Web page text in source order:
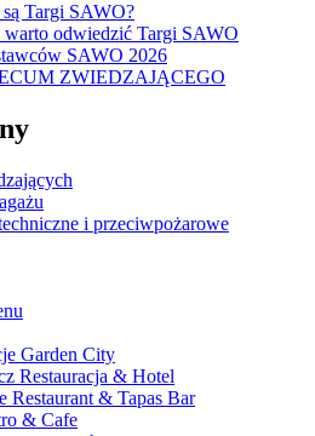
Targi SAWO?
warto odwiedzić Targi SAWO
SAWO 2026
ZWIEDZAJĄCEGO
i przeciwpożarowe
Garden City
Restauracja & Hotel
Restaurant & Tapas Bar
& Cafe